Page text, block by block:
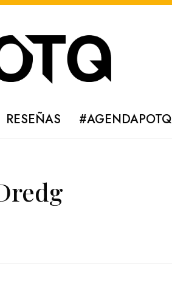
RESEÑAS #AGENDAPOTQ